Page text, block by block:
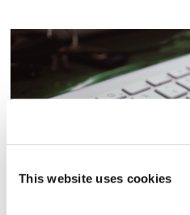
This website uses cookies